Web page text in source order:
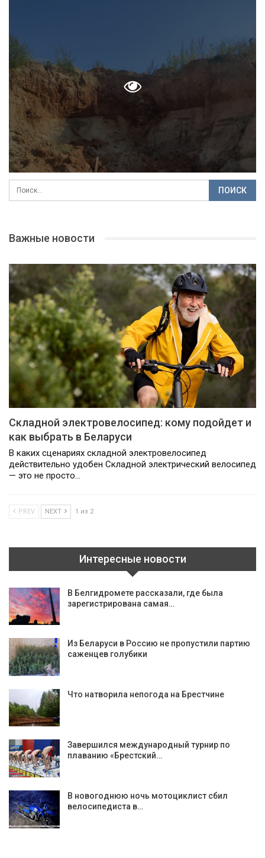
Важные новости
Складной электровелосипед: кому подойдет и
как выбрать в Беларуси
В каких сценариях складной электровелосипед
действительно удобен Складной электрический велосипед
— это не просто…
PREV NEXT 1 из 2
Интересные новости
В Белгидромете рассказали, где была
зарегистрирована самая…
Из Беларуси в Россию не пропустили партию
саженцев голубики
Что натворила непогода на Брестчине
Завершился международный турнир по
плаванию «Брестский…
В новогоднюю ночь мотоциклист сбил
велосипедиста в…